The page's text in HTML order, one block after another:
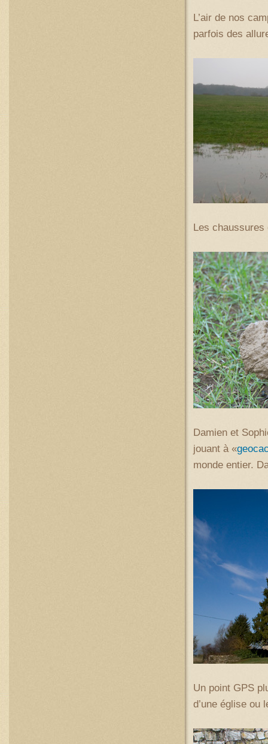
L’air de nos
parfois des
Les chaussures
Damien et
jouant à «
monde entier.
Un point GPS
d’une église ou